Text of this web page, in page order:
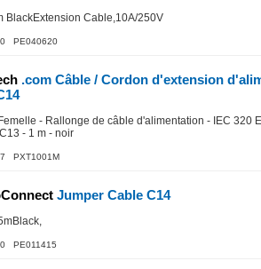
BlackExtension Cable,10A/250V
PE040620
.com Câble / Cordon d'extension
- Rallonge de câble d'alimentation - IEC 320
- 1 m - noir
PXT1001M
Jumper Cable C14
PE011415